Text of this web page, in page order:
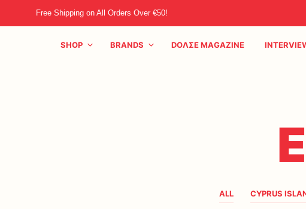
Free Shipping on All Orders Over €50!
SHOP BRANDS DOΛΣE MAGAZINE
ALL CYPRUS